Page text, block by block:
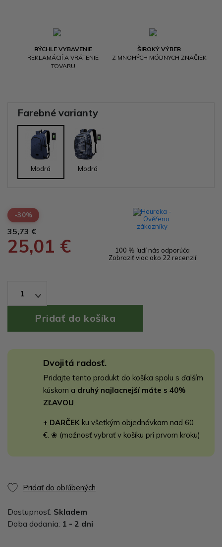
RÝCHLE VYBAVENIE
REKLAMÁCIÍ A VRÁTENIE
TOVARU
ŠIROKÝ VÝBER
Z MNOHÝCH MÓDNYCH ZNAČIEK
Farebné varianty
Modrá Modrá
-30%
35,73 €
25,01 €
100 % ľudí nás odporúča
Zobraziť viac ako 22 recenzií
1
Dvojitá radosť.
Pridajte tento produkt do košíka spolu s ďalším
kúskom a druhý najlacnejší máte s 40%
ZĽAVOU
+ DARČEK ku všetkým objednávkam nad 60
€. ❀ (možnosť vybrať v košíku pri prvom kroku)
Pridať do obľúbených
Dostupnosť: Skladem
Doba dodania: 1 - 2 dni